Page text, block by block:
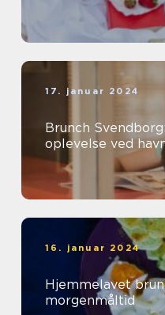
17. januar 2024
Brunch
oplevelse ved
16. januar 2024
Hjemmelavet
morgenmåltid